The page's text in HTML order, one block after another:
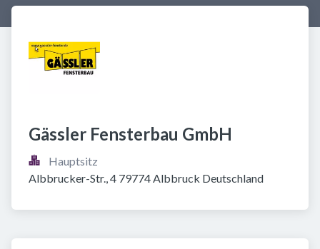
Gässler Fensterbau GmbH
Hauptsitz
Albbrucker-Str., 4 79774 Albbruck Deutschland